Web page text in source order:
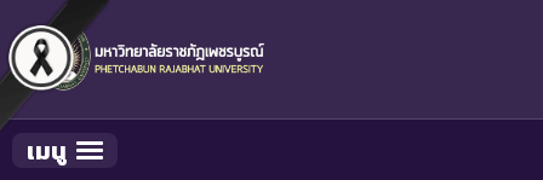
Toggle navigation
เมนู